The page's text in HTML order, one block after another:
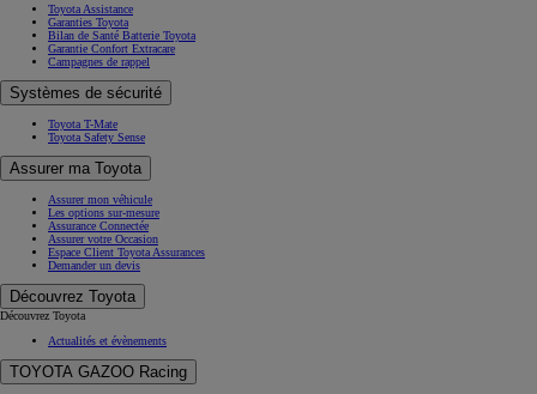
Toyota Assistance
Garanties Toyota
Bilan de Santé Batterie Toyota
Garantie Confort Extracare
Campagnes de rappel
Systèmes de sécurité
Toyota T-Mate
Toyota Safety Sense
Assurer ma Toyota
Assurer mon véhicule
Les options sur-mesure
Assurance Connectée
Assurer votre Occasion
Espace Client Toyota Assurances
Demander un devis
Découvrez Toyota
Découvrez Toyota
Actualités et évènements
TOYOTA GAZOO Racing